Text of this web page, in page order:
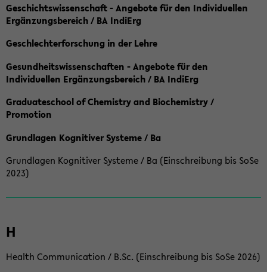
Geschichtswissenschaft - Angebote für den Individuellen
Ergänzungsbereich / BA IndiErg
Geschlechterforschung in der Lehre
Gesundheitswissenschaften - Angebote für den
Individuellen Ergänzungsbereich / BA IndiErg
Graduateschool of Chemistry and Biochemistry /
Promotion
Grundlagen Kognitiver Systeme / Ba
Grundlagen Kognitiver Systeme / Ba (Einschreibung bis SoSe
2023)
H
Health Communication / B.Sc. (Einschreibung bis SoSe 2026)